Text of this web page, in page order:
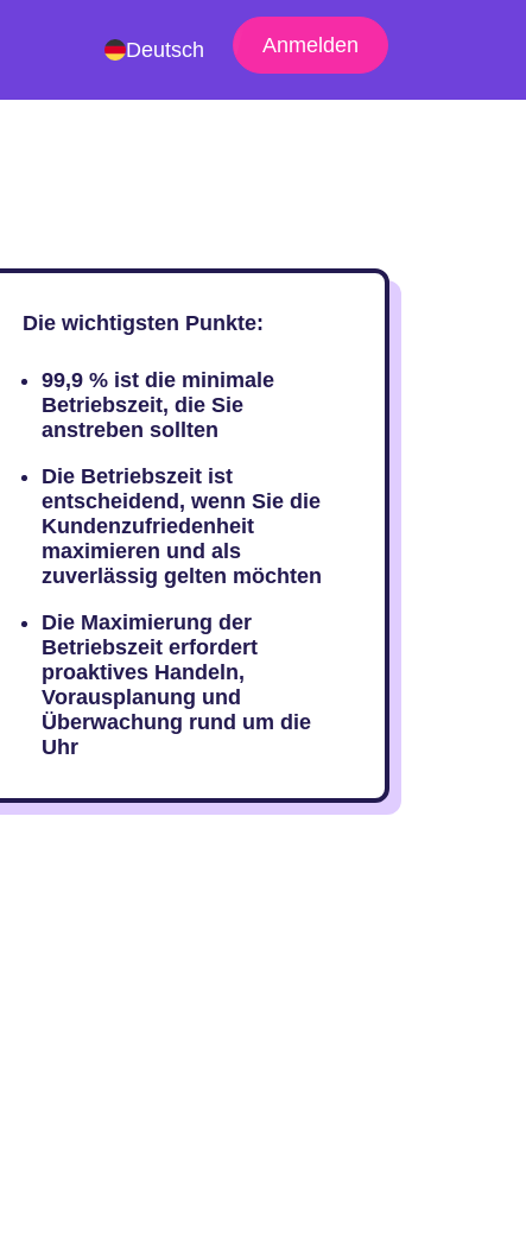
Deutsch Anmelden
Die wichtigsten Punkte:
99,9 % ist die minimale
Betriebszeit, die Sie
anstreben sollten
Die Betriebszeit ist
entscheidend, wenn Sie die
Kundenzufriedenheit
maximieren und als
zuverlässig gelten möchten
Die Maximierung der
Betriebszeit erfordert
proaktives Handeln,
Vorausplanung und
Überwachung rund um die
Uhr